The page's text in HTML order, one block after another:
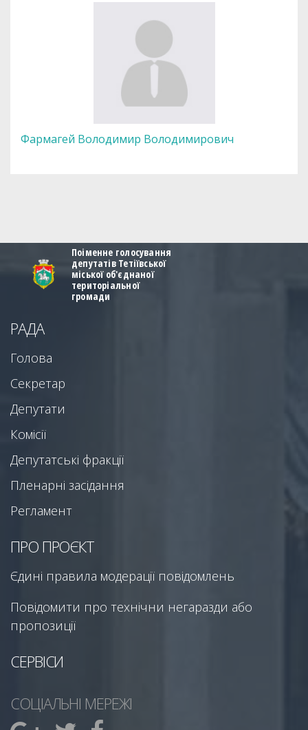
Фармагей Володимир Володимирович
Поіменне голосування
депутатів Тетіївської
міської об'єднаної
територіальної
громади
РАДА
Голова
Секретар
Депутати
Комісії
Депутатські фракції
Пленарні засідання
Регламент
ПРО ПРОЄКТ
Єдині правила модерації повідомлень
Повідомити про технічни негаразди або
пропозиції
СЕРВІСИ
СОЦІАЛЬНІ МЕРЕЖІ